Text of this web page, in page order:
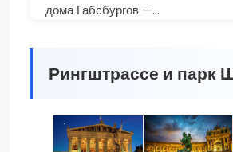
дома Габсбургов —...
Рингштрассе и парк